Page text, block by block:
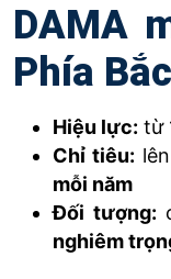
DAMA
Phía
Hiệu lực: từ
Chỉ tiêu:
mỗi năm
Đối tượng:
nghiêm